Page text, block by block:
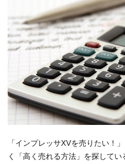
「インプレッサXVを売りたい！
く「高く売れる方法」を探して